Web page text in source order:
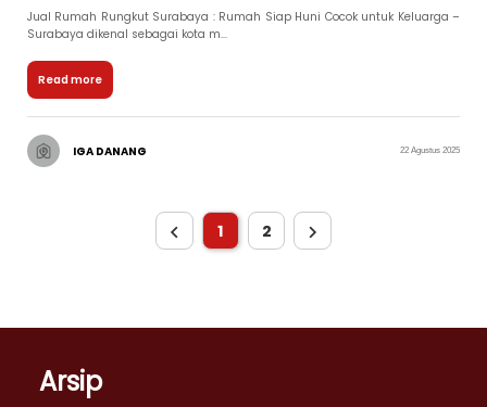
Jual Rumah Rungkut Surabaya : Rumah Siap Huni Cocok untuk Keluarga –
Surabaya dikenal sebagai kota m...
Read more
IGA DANANG 22 Agustus 2025
1 2
Arsip